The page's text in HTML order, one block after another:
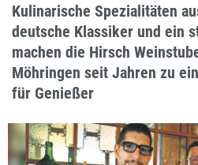
Kulinarische Spezialitäten
deutsche Klassiker und ein
machen die Hirsch
Möhringen seit Jahren zu
für Genießer